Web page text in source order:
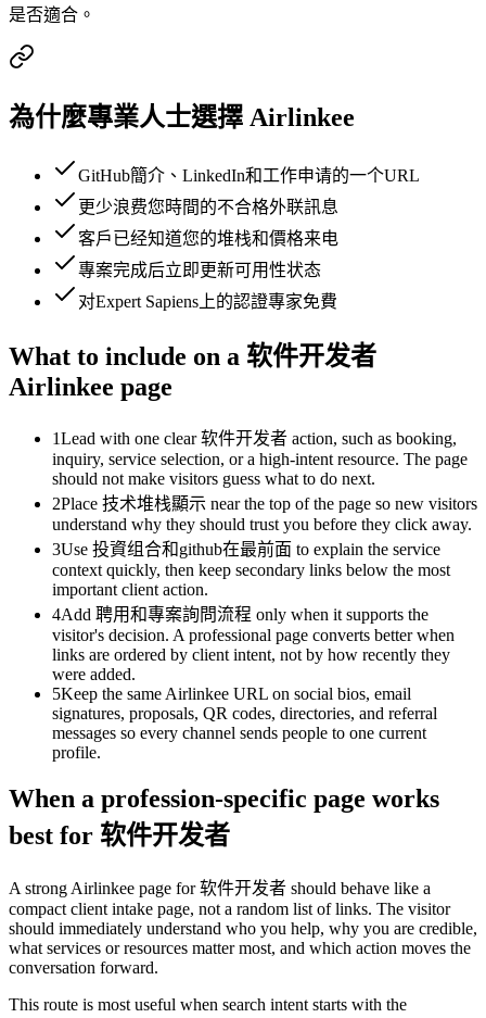
是否適合。
為什麼專業人士選擇 Airlinkee
GitHub簡介、LinkedIn和工作申请的一个URL
更少浪费您時間的不合格外联訊息
客戶已经知道您的堆栈和價格来电
專案完成后立即更新可用性状态
对Expert Sapiens上的認證專家免費
What to include on a 软件开发者
Airlinkee page
1Lead with one clear 软件开发者 action, such as booking,
inquiry, service selection, or a high-intent resource. The page
should not make visitors guess what to do next.
2Place 技术堆栈顯示 near the top of the page so new visitors
understand why they should trust you before they click away.
3Use 投資组合和github在最前面 to explain the service
context quickly, then keep secondary links below the most
important client action.
4Add 聘用和專案詢問流程 only when it supports the
visitor's decision. A professional page converts better when
links are ordered by client intent, not by how recently they
were added.
5Keep the same Airlinkee URL on social bios, email
signatures, proposals, QR codes, directories, and referral
messages so every channel sends people to one current
profile.
When a profession-specific page works
best for 软件开发者
A strong Airlinkee page for 软件开发者 should behave like a
compact client intake page, not a random list of links. The visitor
should immediately understand who you help, why you are credible,
what services or resources matter most, and which action moves the
conversation forward.
This route is most useful when search intent starts with the